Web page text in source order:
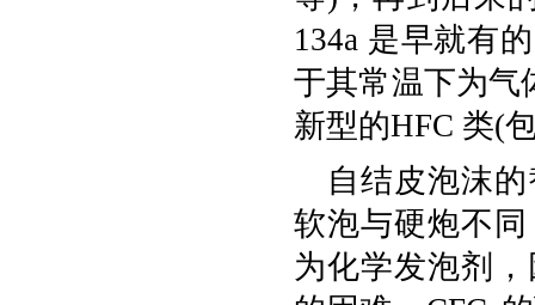
134a 是早就有
于其常温下为气
新型的HFC 类(
自结皮泡沫
软泡与硬炮不
为化学发泡剂